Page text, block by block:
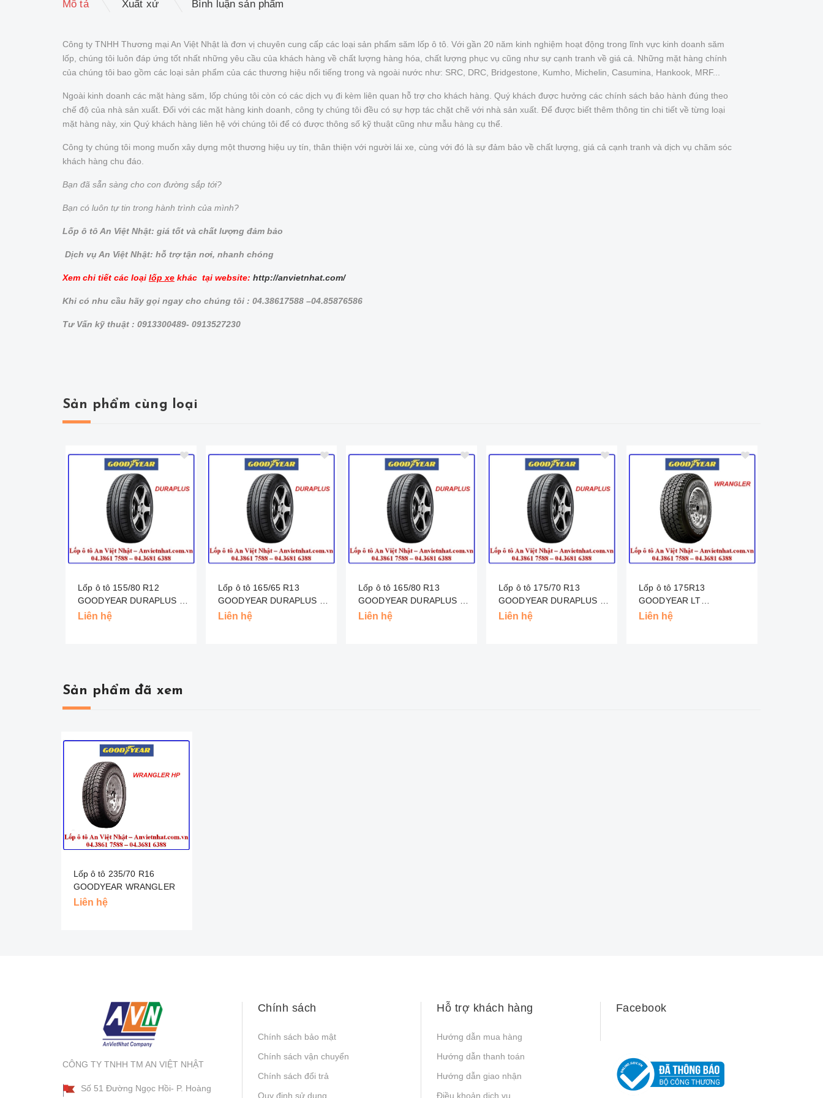
Mô tả Xuất xứ Bình luận sản phẩm
Công ty TNHH Thương mại An Việt Nhật là đơn vị chuyên cung cấp các loại sản phẩm săm lốp ô tô. Với gần 20 năm kinh nghiệm hoạt động trong lĩnh vực kinh doanh săm
lốp, chúng tôi luôn đáp ứng tốt nhất những yêu cầu của khách hàng về chất lượng hàng hóa, chất lượng phục vụ cũng như sự cạnh tranh về giá cả. Những mặt hàng chính
của chúng tôi bao gồm các loại sản phẩm của các thương hiệu nổi tiếng trong và ngoài nước như: SRC, DRC, Bridgestone, Kumho, Michelin, Casumina, Hankook, MRF...
Ngoài kinh doanh các mặt hàng săm, lốp chúng tôi còn có các dịch vụ đi kèm liên quan hỗ trợ cho khách hàng. Quý khách được hưởng các chính sách bảo hành đúng theo
chế độ của nhà sản xuất. Đối với các mặt hàng kinh doanh, công ty chúng tôi đều có sự hợp tác chặt chẽ với nhà sản xuất. Để được biết thêm thông tin chi tiết về từng loại
mặt hàng này, xin Quý khách hàng liên hệ với chúng tôi để có được thông số kỹ thuật cũng như mẫu hàng cụ thể.
Công ty chúng tôi mong muốn xây dựng một thương hiệu uy tín, thân thiện với người lái xe, cùng với đó là sự đảm bảo về chất lượng, giá cả cạnh tranh và dịch vụ chăm sóc
khách hàng chu đáo.
Bạn đã sẵn sàng cho con đường sắp tới?
Bạn có luôn tự tin trong hành trình của mình?
Lốp ô tô An Việt Nhật: giá tốt và chất lượng đảm bảo
Dịch vụ An Việt Nhật: hỗ trợ tận nơi, nhanh chóng
Xem chi tiết các loại lốp xe khác tại website: http://anvietnhat.com/
Khi có nhu cầu hãy gọi ngay cho chúng tôi : 04.38617588 –04.85876586
Tư Vấn kỹ thuật : 0913300489- 0913527230
Sản phẩm cùng loại
Lốp ô tô 155/80 R12
GOODYEAR DURAPLUS -
INDO
Liên hệ
Lốp ô tô 165/65 R13
GOODYEAR DURAPLUS -
MALAYSIA
Liên hệ
Lốp ô tô 165/80 R13
GOODYEAR DURAPLUS -
INDO
Liên hệ
Lốp ô tô 175/70 R13
GOODYEAR DURAPLUS -
INDO
Liên hệ
Lốp ô tô 175R13
GOODYEAR LT
WRANGLER DT - INDO
Liên hệ
Sản phẩm đã xem
Lốp ô tô 235/70 R16
GOODYEAR WRANGLER
HP AW - THÁI
Liên hệ
CÔNG TY TNHH TM AN VIỆT NHẬT
Số 51 Đường Ngọc Hồi- P. Hoàng
Chính sách
Chính sách bảo mật
Chính sách vận chuyển
Chính sách đổi trả
Quy định sử dụng
Hỗ trợ khách hàng
Hướng dẫn mua hàng
Hướng dẫn thanh toán
Hướng dẫn giao nhận
Điều khoản dịch vụ
Facebook